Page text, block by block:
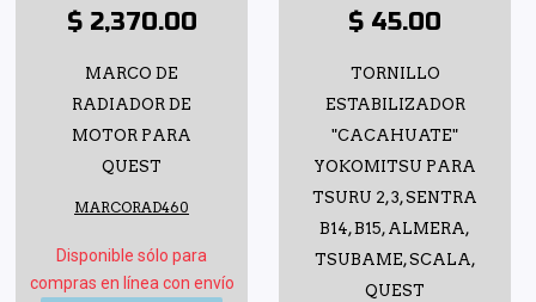
$ 2,370.00
MARCO DE
RADIADOR DE
MOTOR PARA
QUEST
MARCORAD460
Disponible sólo para
compras en línea con envío
$ 45.00
TORNILLO
ESTABILIZADOR
"CACAHUATE"
YOKOMITSU PARA
TSURU 2, 3, SENTRA
B14, B15, ALMERA,
TSUBAME, SCALA,
QUEST